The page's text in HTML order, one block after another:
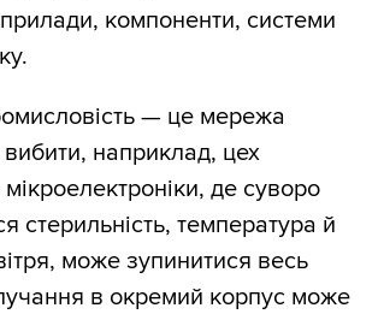
прилади, компоненти, системи
— це мережа
наприклад, цех
де суворо
стерильність, температура й
може зупинитися весь
в окремий корпус може